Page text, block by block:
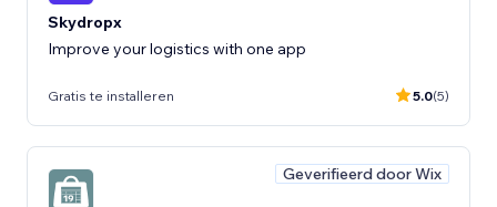
Skydropx
Improve your logistics with one app
Gratis te installeren 5.0(5)
Geverifieerd door Wix